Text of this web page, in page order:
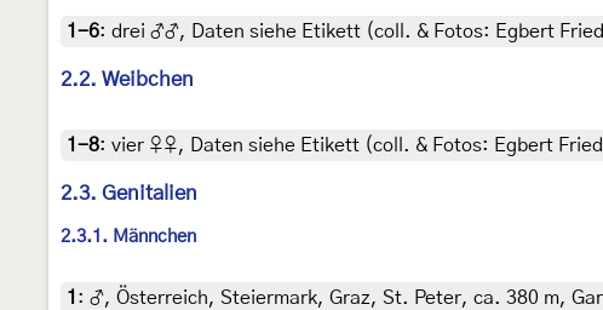
1-6: drei ♂♂, Daten siehe Etikett (coll. & Fotos: Egbert
2.2. Weibchen
1-8: vier ♀♀, Daten siehe Etikett (coll. & Fotos: Egbert
2.3. Genitalien
2.3.1. Männchen
1 : ♂, Österreich, Steiermark, Graz, St. Peter, ca. 380 m,